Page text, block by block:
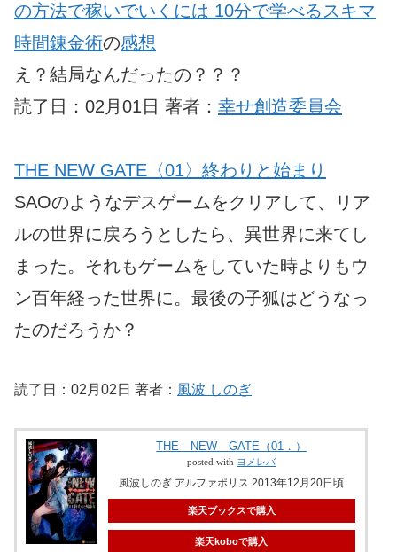
の方法で稼いでいくには 10分で学べるスキマ
時間錬金術の感想
え？結局なんだったの？？？
読了日：02月01日 著者： 幸せ創造委員会
THE NEW GATE〈01〉終わりと始まり
SAOのようなデスゲームをクリアして、リア
ルの世界に戻ろうとしたら、異世界に来てし
まった。それもゲームをしていた時よりもウ
ン百年経った世界に。最後の子狐はどうなっ
たのだろうか？
読了日：02月02日 著者： 風波 しのぎ
THE NEW GATE（01．）
posted with ヨメレバ
風波しのぎ アルファポリス 2013年12月20日頃
楽天ブックスで購入
楽天koboで購入